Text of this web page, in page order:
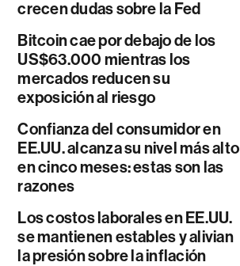
crecen dudas sobre la Fed
Bitcoin cae por debajo de los
US$63.000 mientras los
mercados reducen su
exposición al riesgo
Confianza del consumidor en
EE.UU. alcanza su nivel más alto
en cinco meses: estas son las
razones
Los costos laborales en EE.UU.
se mantienen estables y alivian
la presión sobre la inflación